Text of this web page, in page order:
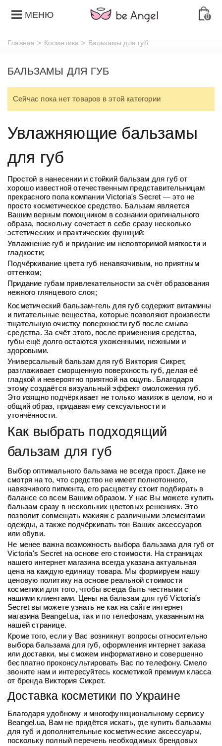
МЕНЮ 0
Главная > Косметика > Бальзамы для губ
БАЛЬЗАМЫ ДЛЯ ГУБ
Сейчас пока нет товаров в этой категории
Увлажняющие бальзамы
для губ
Простой в нанесении и стойкий бальзам для губ от
хорошо известной отечественным представительницам
прекрасного пола компании Victoria's Secret — это не
просто косметическое средство. Бальзам является
Вашим верным помощником в сознании оригинального
образа, поскольку сочетает в себе сразу несколько
эстетических и практических функций:
Увлажнение губ и придание им неповторимой мягкости и
гладкости;
Подчёркивание цвета губ ненавязчивым, но приятным
оттенком;
Придание губам привлекательности за счёт образования
нежного глянцевого слоя;
Косметический бальзам-гель для губ содержит витамины
и питательные вещества, которые позволяют произвести
тщательную очистку поверхности губ после смыва
средства. За счёт этого, после применения средства,
губы ещё долго остаются ухоженными, нежными и
здоровыми.
Универсальный бальзам для губ Виктория Сикрет,
разглаживает сморщенную поверхность губ, делая её
гладкой и невероятно приятной на ощупь. Благодаря
этому создаётся визуальный эффект омоложения губ.
Это изящно подчёркивает не только макияж в целом, но и
общий образ, придавая ему сексуальности и
утончённости.
Как выбрать подходящий
бальзам для губ
Выбор оптимального бальзама не всегда прост. Даже не
смотря на то, что средство не имеет полнотонного,
навязчивого пигмента, его расцветку стоит подбирать в
балансе со всем Вашим образом. У нас Вы можете купить
бальзам сразу в нескольких цветовых решениях. Это
позволит совмещать макияж с различными элементами
одежды, а также подчёркивать тон Ваших аксессуаров
или обуви.
Не менее важна возможность выбора бальзама для губ от
Victoria's Secret на основе его стоимости. На страницах
нашего интернет магазина всегда указана актуальная
ценана каждую единицу товара. Мы формируем нашу
ценовую политику на основе реальной стоимости
косметики для того, чтобы всегда быть честными с
нашими клиентами. Цены набальзам для губ Victoria's
Secret вы можете узнать не как на сайте интернет
магазина Beangel.ua, так и по телефонам, указанным на
нашей странице.
Кроме того, если у Вас возникнут вопросы относительно
выбора бальзама для губ, оформления интернет заказа
или доставки, мы сможем информативно и совершенно
бесплатно проконсультировать Вас по телефону. Смело
звоните нам и интересуйтесь косметикой премиум класса
от бренда Виктория Сикрет.
Доставка косметики по Украине
Благодаря удобному и многофункциональному сервису
Beangel.ua, Вам не придётся искать, где купить бальзамы
для губ и дополнительные косметические аксессуары,
поскольку полный перечень необходимых брендовых